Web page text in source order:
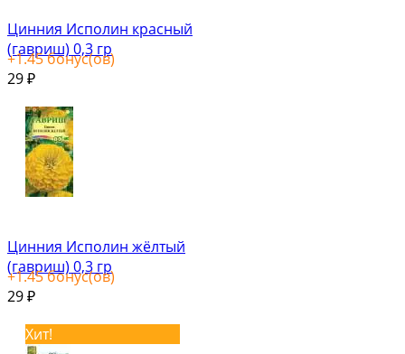
Цинния Исполин красный
(гавриш) 0,3 гр
+1.45бонус(ов)
29 ₽
Цинния Исполин жёлтый
(гавриш) 0,3 гр
+1.45бонус(ов)
29 ₽
Хит!